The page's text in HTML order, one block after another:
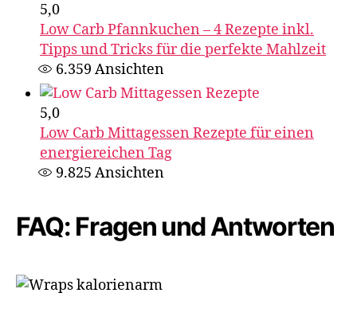
5,0
Low Carb Pfannkuchen – 4 Rezepte inkl.
Tipps und Tricks für die perfekte Mahlzeit
6.359 Ansichten
5,0
Low Carb Mittagessen Rezepte für einen
energiereichen Tag
9.825 Ansichten
FAQ: Fragen und Antworten